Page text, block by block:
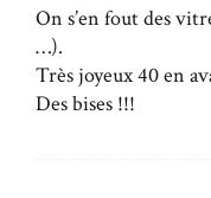
On s’en fout des
…).
Très joyeux 40 en
Des bises !!!